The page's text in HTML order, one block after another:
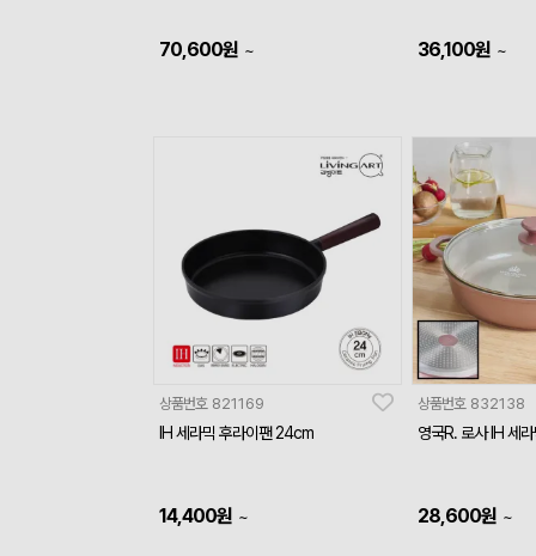
70,600원 ~ 36,100원 ~
상품번호 821169
IH 세라믹 후라이팬 24cm
14,400원 ~
상품번호 832138
영국R. 로사 IH 세
28,600원 ~